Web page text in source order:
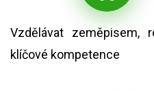
Vzdělávat zeměpisem,
klíčové kompetence